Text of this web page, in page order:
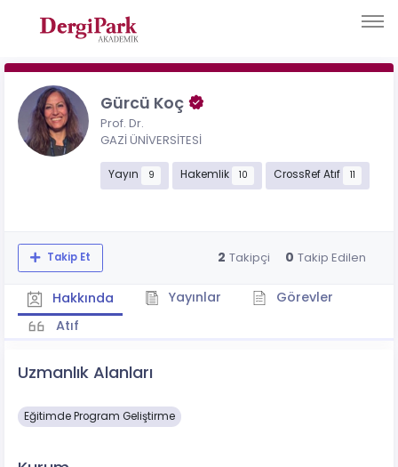
Gürcü Koç
Prof. Dr.
GAZİ ÜNİVERSİTESİ
Yayın 9 Hakemlik 10 CrossRef Atıf 11
Takip Et 2 Takipçi 0 Takip Edilen
Hakkında Yayınlar
Görevler
Atıf
Uzmanlık Alanları
Eğitimde Program Geliştirme